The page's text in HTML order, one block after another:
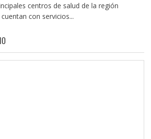
centros de salud de la región
con servicios...